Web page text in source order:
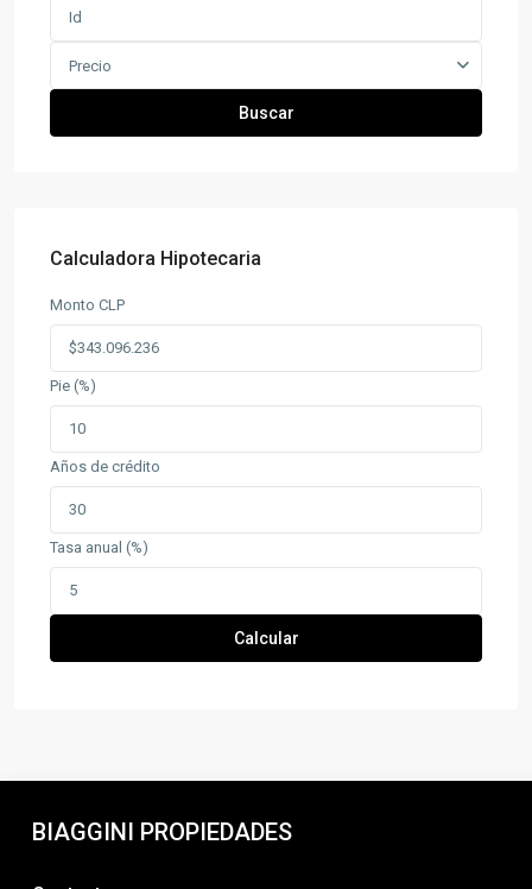
Precio
Buscar
Calculadora Hipotecaria
Monto CLP
Pie (%)
Años de crédito
Tasa anual (%)
Calcular
BIAGGINI PROPIEDADES